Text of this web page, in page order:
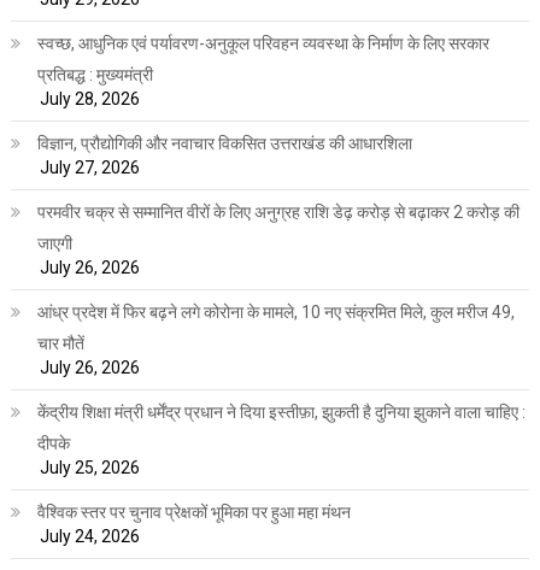
स्वच्छ, आधुनिक एवं पर्यावरण-अनुकूल परिवहन व्यवस्था के निर्माण के लिए सरकार
प्रतिबद्ध : मुख्यमंत्री
July 28, 2026
विज्ञान, प्रौद्योगिकी और नवाचार विकसित उत्तराखंड की आधारशिला
July 27, 2026
परमवीर चक्र से सम्मानित वीरों के लिए अनुग्रह राशि डेढ़ करोड़ से बढ़ाकर 2 करोड़ की
जाएगी
July 26, 2026
आंध्र प्रदेश में फिर बढ़ने लगे कोरोना के मामले, 10 नए संक्रमित मिले, कुल मरीज 49,
चार मौतें
July 26, 2026
केंद्रीय शिक्षा मंत्री धर्मेंद्र प्रधान ने दिया इस्तीफ़ा, झुकती है दुनिया झुकाने वाला चाहिए :
दीपके
July 25, 2026
वैश्विक स्तर पर चुनाव प्रेक्षकों भूमिका पर हुआ महा मंथन
July 24, 2026